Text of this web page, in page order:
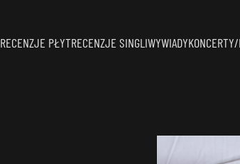
RECENZJE PŁYTRECENZJE SINGLIWYWIADY